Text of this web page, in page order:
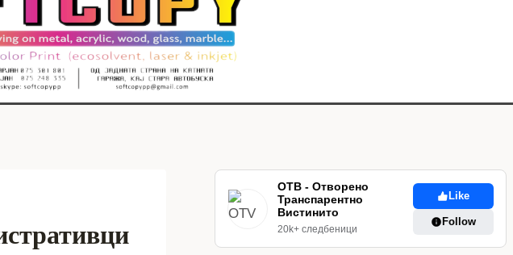
ОТВ - Отворено
Транспарентно
Вистинито
20k+ следбеници
Like
Follow